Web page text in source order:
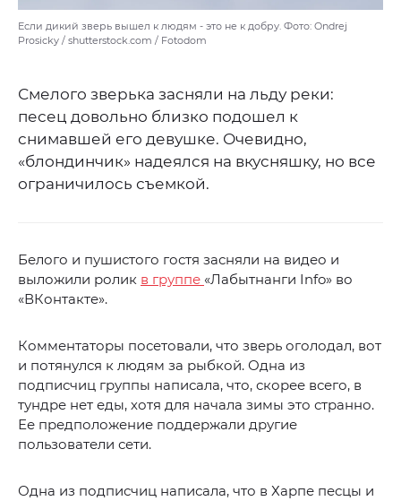
Если дикий зверь вышел к людям - это не к добру. Фото: Ondrej
Prosicky / shutterstock.com / Fotodom
Смелого зверька засняли на льду реки:
песец довольно близко подошел к
снимавшей его девушке. Очевидно,
«блондинчик» надеялся на вкусняшку, но все
ограничилось съемкой.
Белого и пушистого гостя засняли на видео и
выложили ролик в группе «Лабытнанги Info» во
«ВКонтакте».
Комментаторы посетовали, что зверь оголодал, вот
и потянулся к людям за рыбкой. Одна из
подписчиц группы написала, что, скорее всего, в
тундре нет еды, хотя для начала зимы это странно.
Ее предположение поддержали другие
пользователи сети.
Одна из подписчиц написала, что в Харпе песцы и